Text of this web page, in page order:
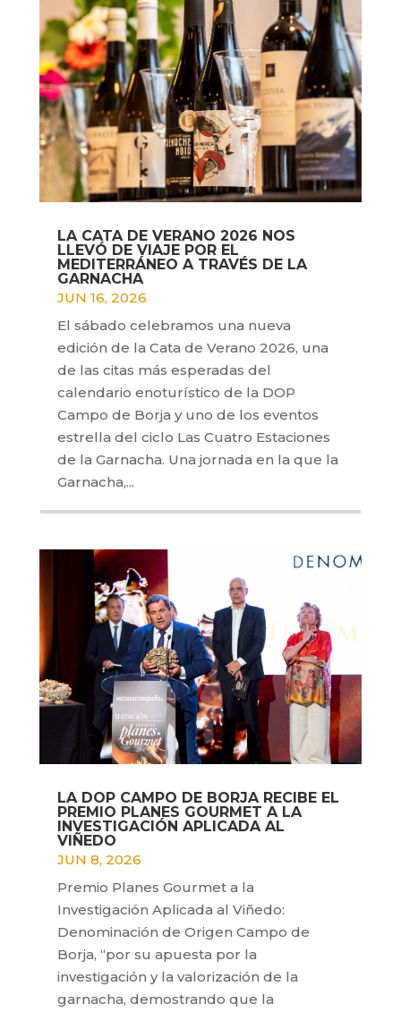
LA CATA DE VERANO 2026 NOS
LLEVÓ DE VIAJE POR EL
MEDITERRÁNEO A TRAVÉS DE LA
GARNACHA
JUN 16, 2026
El sábado celebramos una nueva
edición de la Cata de Verano 2026, una
de las citas más esperadas del
calendario enoturístico de la DOP
Campo de Borja y uno de los eventos
estrella del ciclo Las Cuatro Estaciones
de la Garnacha. Una jornada en la que la
Garnacha,...
LA DOP CAMPO DE BORJA RECIBE EL
PREMIO PLANES GOURMET A LA
INVESTIGACIÓN APLICADA AL
VIÑEDO
JUN 8, 2026
Premio Planes Gourmet a la
Investigación Aplicada al Viñedo:
Denominación de Origen Campo de
Borja, “por su apuesta por la
investigación y la valorización de la
garnacha, demostrando que la